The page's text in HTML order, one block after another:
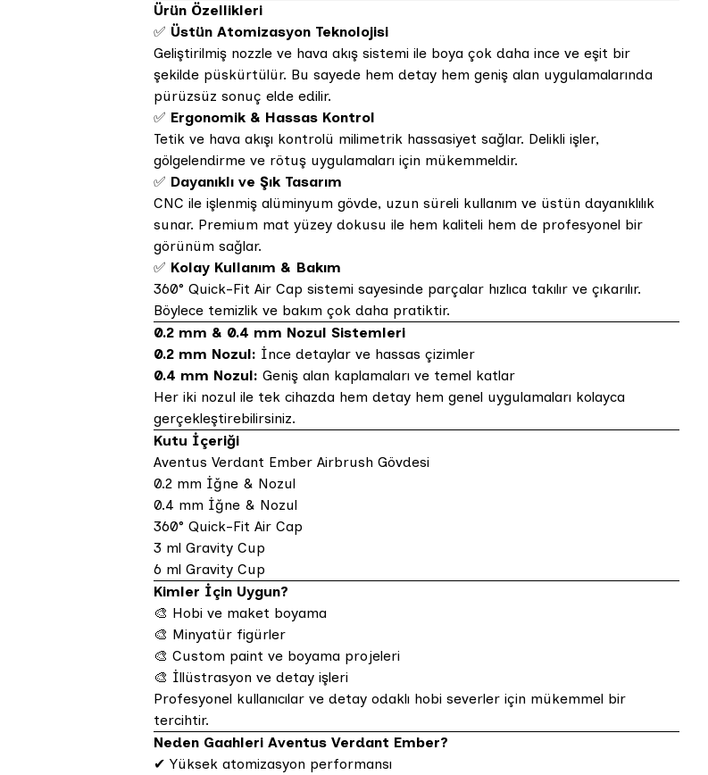
Ürün Özellikleri
✅ Üstün Atomizasyon Teknolojisi
Geliştirilmiş nozzle ve hava akış sistemi ile boya çok daha ince ve eşit bir
şekilde püskürtülür. Bu sayede hem detay hem geniş alan uygulamalarında
pürüzsüz sonuç elde edilir.
✅ Ergonomik & Hassas Kontrol
Tetik ve hava akışı kontrolü milimetrik hassasiyet sağlar. Delikli işler,
gölgelendirme ve rötuş uygulamaları için mükemmeldir.
✅ Dayanıklı ve Şık Tasarım
CNC ile işlenmiş alüminyum gövde, uzun süreli kullanım ve üstün dayanıklılık
sunar. Premium mat yüzey dokusu ile hem kaliteli hem de profesyonel bir
görünüm sağlar.
✅ Kolay Kullanım & Bakım
360° Quick-Fit Air Cap sistemi sayesinde parçalar hızlıca takılır ve çıkarılır.
Böylece temizlik ve bakım çok daha pratiktir.
0.2 mm & 0.4 mm Nozul Sistemleri
0.2 mm Nozul: İnce detaylar ve hassas çizimler
0.4 mm Nozul: Geniş alan kaplamaları ve temel katlar
Her iki nozul ile tek cihazda hem detay hem genel uygulamaları kolayca
gerçekleştirebilirsiniz.
Kutu İçeriği
Aventus Verdant Ember Airbrush Gövdesi
0.2 mm İğne & Nozul
0.4 mm İğne & Nozul
360° Quick-Fit Air Cap
3 ml Gravity Cup
6 ml Gravity Cup
Kimler İçin Uygun?
🎨 Hobi ve maket boyama
🎨 Minyatür figürler
🎨 Custom paint ve boyama projeleri
🎨 İllüstrasyon ve detay işleri
Profesyonel kullanıcılar ve detay odaklı hobi severler için mükemmel bir
tercihtir.
Neden Gaahleri Aventus Verdant Ember?
✔ Yüksek atomizasyon performansı